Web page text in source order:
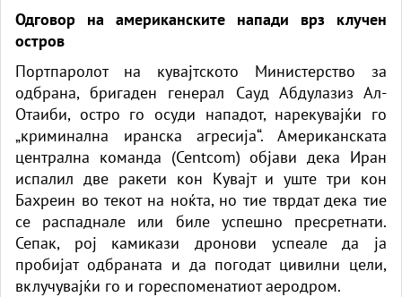
Одговор на американските напади врз клучен
остров
Портпаролот на кувајтското Министерство за
одбрана, бригаден генерал Сауд Абдулазиз Ал-
Отаиби, остро го осуди нападот, нарекувајќи го
„криминална иранска агресија“. Американската
централна команда (Centcom) објави дека Иран
испалил две ракети кон Кувајт и уште три кон
Бахреин во текот на ноќта, но тие тврдат дека тие
се распаднале или биле успешно пресретнати.
Сепак, рој камикази дронови успеале да ја
пробијат одбраната и да погодат цивилни цели,
вклучувајќи го и гореспоменатиот аеродром.